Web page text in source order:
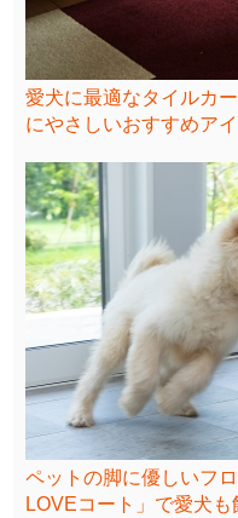
愛犬に最適なタイルカ
にやさしいおすすめア
ペットの脚に優しいフ
LOVEコート」で愛犬